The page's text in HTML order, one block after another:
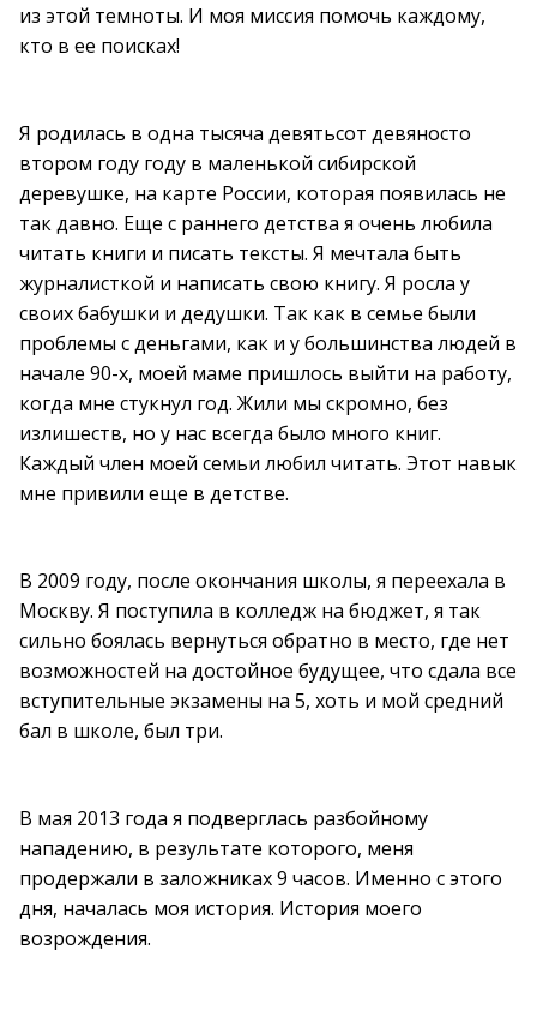
из этой темноты. И моя миссия помочь каждому,
кто в ее поисках!
Я родилась в одна тысяча девятьсот девяносто
втором году году в маленькой сибирской
деревушке, на карте России, которая появилась не
так давно. Еще с раннего детства я очень любила
читать книги и писать тексты. Я мечтала быть
журналисткой и написать свою книгу. Я росла у
своих бабушки и дедушки. Так как в семье были
проблемы с деньгами, как и у большинства людей в
начале 90-х, моей маме пришлось выйти на работу,
когда мне стукнул год. Жили мы скромно, без
излишеств, но у нас всегда было много книг.
Каждый член моей семьи любил читать. Этот навык
мне привили еще в детстве.
В 2009 году, после окончания школы, я переехала в
Москву. Я поступила в колледж на бюджет, я так
сильно боялась вернуться обратно в место, где нет
возможностей на достойное будущее, что сдала все
вступительные экзамены на 5, хоть и мой средний
бал в школе, был три.
В мая 2013 года я подверглась разбойному
нападению, в результате которого, меня
продержали в заложниках 9 часов. Именно с этого
дня, началась моя история. История моего
возрождения.